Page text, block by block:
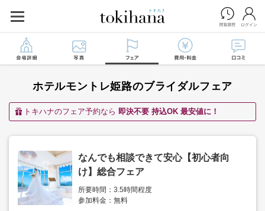
ホテルモントレ姫路のブライダルフェア
トキハナのフェア予約なら 即決不要 持込OK 最安値に！
なんでも相談できて安心【初心者向
け】総合フェア
所要時間：3.5時間程度
参加料金：無料